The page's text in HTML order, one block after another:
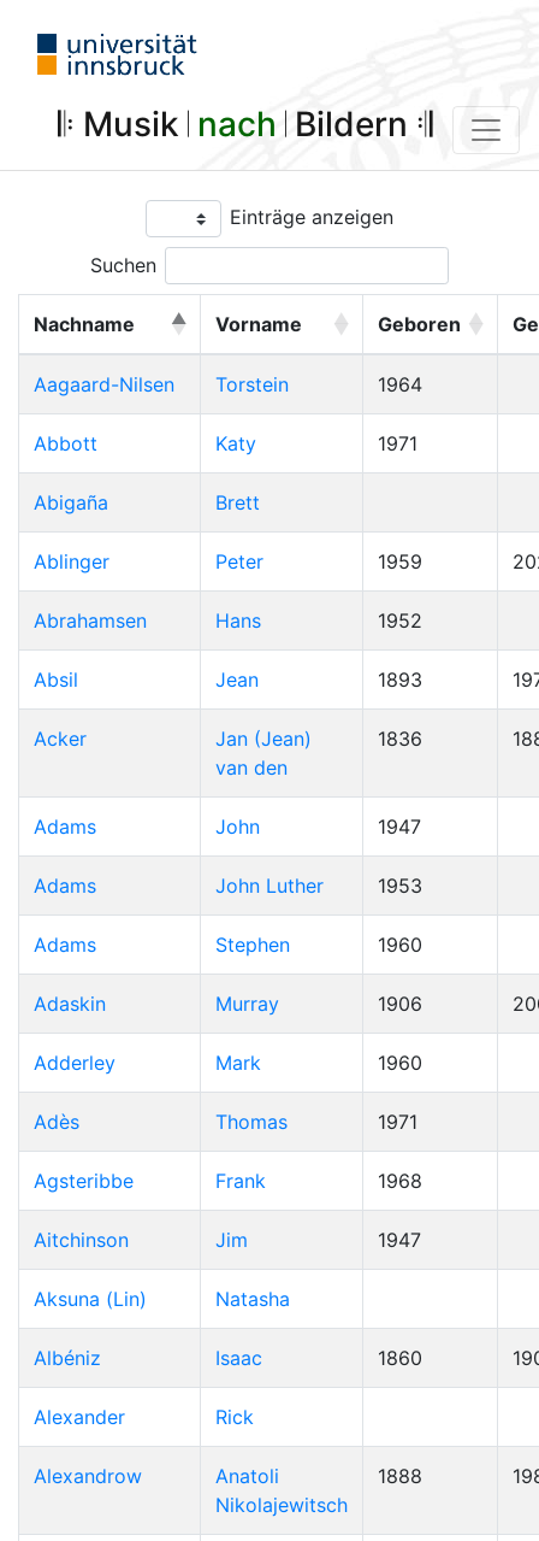
𝄆 Musik 𝄀 nach 𝄀 Bildern 𝄇
Einträge anzeigen
Suchen
Nachname Vorname Geboren
Aagaard-Nilsen Torstein 1964
Abbott Katy 1971
Abigaña Brett
Ablinger Peter 1959
Abrahamsen Hans 1952
Absil Jean 1893
Acker
Jan (Jean)
van den
1836
Adams John 1947
Adams John Luther 1953
Adams Stephen 1960
Adaskin Murray 1906
Adderley Mark 1960
Adès Thomas 1971
Agsteribbe Frank 1968
Aitchinson Jim 1947
Aksuna (Lin) Natasha
Albéniz Isaac 1860
Alexander Rick
Alexandrow
Anatoli
Nikolajewitsch
1888